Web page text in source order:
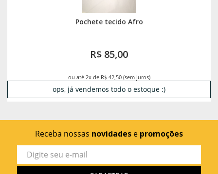
Pochete tecido Afro
R$ 85,00
ou até 2x de R$ 42,50 (sem juros)
ops, já vendemos todo o estoque :)
Receba nossas novidades e promoções